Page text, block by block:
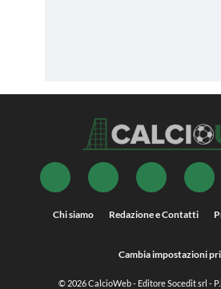
Chi siamo Redazione e Contatti
Cambia impostazioni
© 2026CalcioWeb- Editore Socedit srl -